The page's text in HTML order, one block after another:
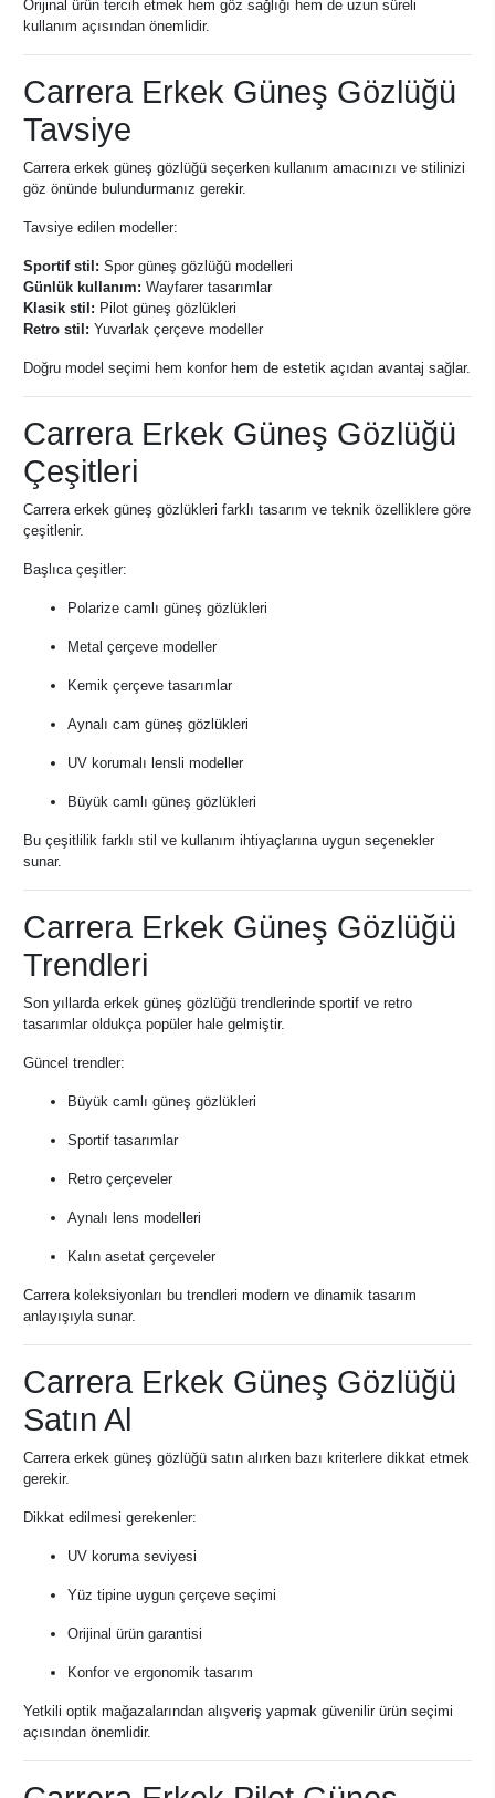
Orijinal ürün tercih etmek hem göz sağlığı hem de uzun süreli
kullanım açısından önemlidir.
Carrera Erkek Güneş Gözlüğü
Tavsiye
Carrera erkek güneş gözlüğü seçerken kullanım amacınızı ve stilinizi
göz önünde bulundurmanız gerekir.
Tavsiye edilen modeller:
Sportif stil: Spor güneş gözlüğü modelleri
Günlük kullanım: Wayfarer tasarımlar
Klasik stil: Pilot güneş gözlükleri
Retro stil: Yuvarlak çerçeve modeller
Doğru model seçimi hem konfor hem de estetik açıdan avantaj sağlar.
Carrera Erkek Güneş Gözlüğü
Çeşitleri
Carrera erkek güneş gözlükleri farklı tasarım ve teknik özelliklere göre
çeşitlenir.
Başlıca çeşitler:
Polarize camlı güneş gözlükleri
Metal çerçeve modeller
Kemik çerçeve tasarımlar
Aynalı cam güneş gözlükleri
UV korumalı lensli modeller
Büyük camlı güneş gözlükleri
Bu çeşitlilik farklı stil ve kullanım ihtiyaçlarına uygun seçenekler
sunar.
Carrera Erkek Güneş Gözlüğü
Trendleri
Son yıllarda erkek güneş gözlüğü trendlerinde sportif ve retro
tasarımlar oldukça popüler hale gelmiştir.
Güncel trendler:
Büyük camlı güneş gözlükleri
Sportif tasarımlar
Retro çerçeveler
Aynalı lens modelleri
Kalın asetat çerçeveler
Carrera koleksiyonları bu trendleri modern ve dinamik tasarım
anlayışıyla sunar.
Carrera Erkek Güneş Gözlüğü
Satın Al
Carrera erkek güneş gözlüğü satın alırken bazı kriterlere dikkat etmek
gerekir.
Dikkat edilmesi gerekenler:
UV koruma seviyesi
Yüz tipine uygun çerçeve seçimi
Orijinal ürün garantisi
Konfor ve ergonomik tasarım
Yetkili optik mağazalarından alışveriş yapmak güvenilir ürün seçimi
açısından önemlidir.